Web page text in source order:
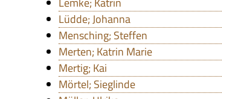
Lüdde; Johanna
Mensching; Steffen
Merten; Katrin Marie
Mertig; Kai
Mörtel; Sieglinde